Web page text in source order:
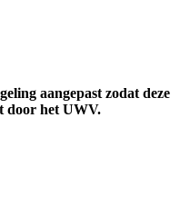
aangepast zodat deze
door het UWV.